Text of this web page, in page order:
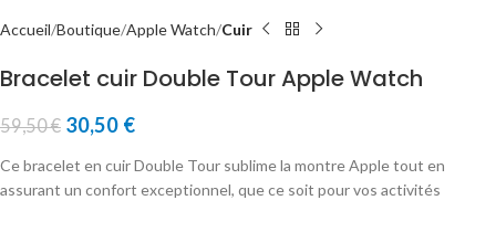
Accueil Boutique Apple Watch Cuir
Bracelet cuir Double Tour Apple Watch
59,50€ 30,50 €
Ce bracelet en cuir Double Tour sublime la montre Apple tout en
assurant un confort exceptionnel, que ce soit pour vos activités